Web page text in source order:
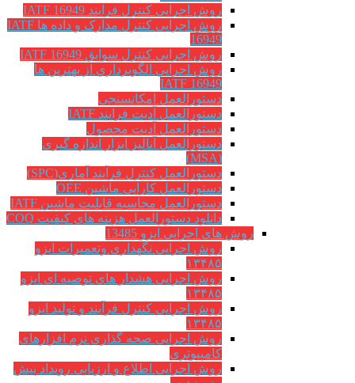
روش اجرایی کنترل فرایند IATF 16949
روش اجرایی کنترل مدارک و داده ها IATF
16949
روش اجرایی کنترل سوابق IATF 16949
روش اجرايي الگوبرداري از بهترين ها
IATF 16949
دستورالعمل امکانسنجی
دستورالعمل آدیت فرایند IATF
دستورالعمل آدیت محصول
دستورالعمل آنالیز ابزار اندازه گیری
(MSA)
دستورالعمل کنترل فرآیند آماری(SPC)
دستورالعمل کارایی ماشین OEE
دستورالعمل محاسبه قابلیت ماشین IATF
دانلود دستورالعمل هزینه های کیفیت COQ
روش های اجرایی ایزو 13485
روش اجرایی نگهداری وتعمیرات ایزو
۱۳۴۸۵
روش اجرایی هشدار های توصیه ای ایزو
۱۳۴۸۵
روش اجرایی کنترل فرآیند و تولید ایزو
۱۳۴۸۵
روش اجرایی صحه گذاری نرم افزارهای
کامپیوتری
روش اجرایی اطلاع و ارزیابی رویداد پیش